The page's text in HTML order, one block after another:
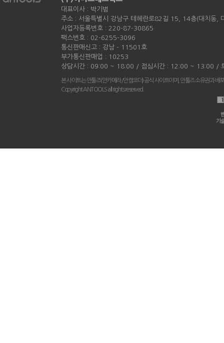
대표이사 : 박기범
주소 : 서울특별시 강남구 테헤란로82길 15, 14층(대치동,
사업자등록번호 : 220-87-30865
팩스번호 : 02-6255-3096
통신판매신고 : 강남 - 11501호
부가통신판매업 : 10253
상담시간 : 09:00 ~ 18:00 / 점심시간 : 12:00 ~ 13:00 /
본 사이트는 안툴즈(안카메라/안캠코더) 공식 사이트이며, 안툴즈 소유권과 배
Copyright ANTOOLS all rights reserved.